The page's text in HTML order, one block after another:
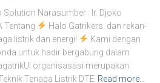
Solution Narasumber : Ir. Djoko
Tentang
Halo Gatrikers dan rekan-
listrik dan energi!
Kami dengan
untuk hadir bergabung dalam
organisasasi merupakan
Tenaga Listrik DTE Read more…